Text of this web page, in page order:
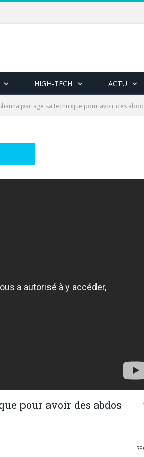
HIGH-TECH ACTU
partage sa technique pour avoir des
pour avoir des abdos